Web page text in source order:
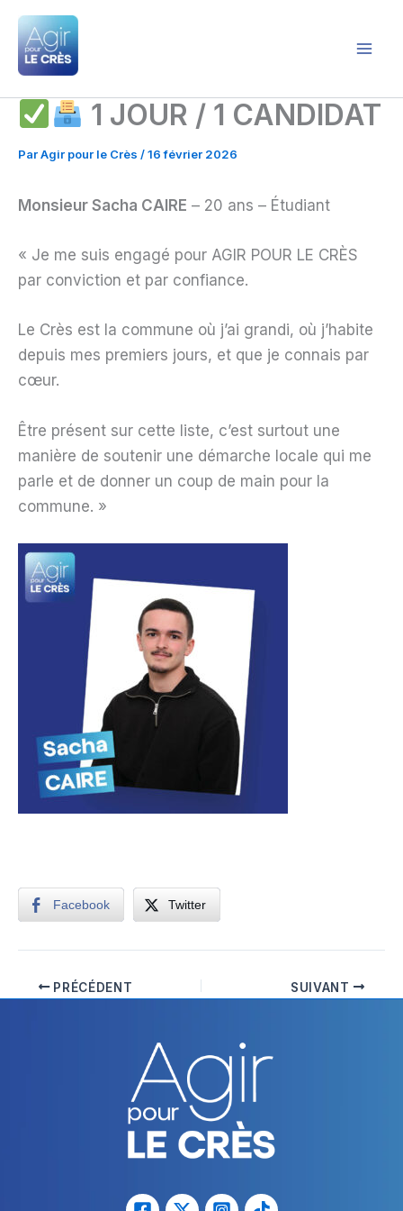
Aller
contenu
1 JOUR / 1 CANDIDAT
ParAgir pour le Crès /16 février 2026
Monsieur Sacha CAIRE – 20 ans – Étudiant
« Je me suis engagé pour AGIR POUR LE CRÈS
par conviction et par confiance.
Le Crès est la commune où j’ai grandi, où j’habite
depuis mes premiers jours, et que je connais par
cœur.
Être présent sur cette liste, c’est surtout une
manière de soutenir une démarche locale qui me
parle et de donner un coup de main pour la
commune. »
Facebook Twitter
PRÉCÉDENT SUIVANT